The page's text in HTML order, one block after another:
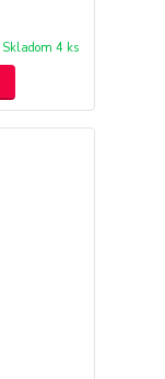
Skladom 4 ks